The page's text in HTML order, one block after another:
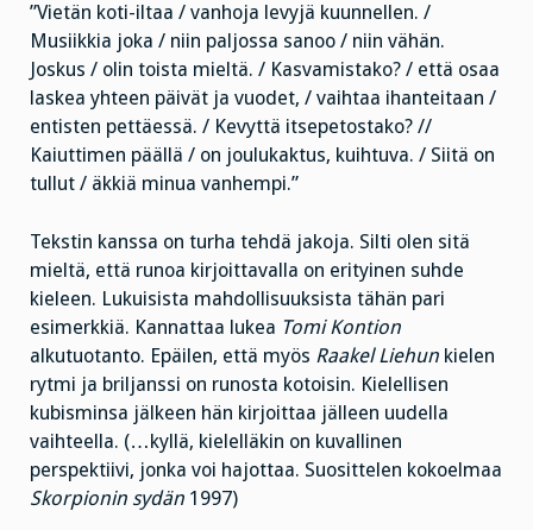
”Vietän koti-iltaa / vanhoja levyjä kuunnellen. /
Musiikkia joka / niin paljossa sanoo / niin vähän.
Joskus / olin toista mieltä. / Kasvamistako? / että osaa
laskea yhteen päivät ja vuodet, / vaihtaa ihanteitaan /
entisten pettäessä. / Kevyttä itsepetostako? //
Kaiuttimen päällä / on joulukaktus, kuihtuva. / Siitä on
tullut / äkkiä minua vanhempi.”
Tekstin kanssa on turha tehdä jakoja. Silti olen sitä
mieltä, että runoa kirjoittavalla on erityinen suhde
kieleen. Lukuisista mahdollisuuksista tähän pari
esimerkkiä. Kannattaa lukea Tomi Kontion
alkutuotanto. Epäilen, että myös Raakel Liehun kielen
rytmi ja briljanssi on runosta kotoisin. Kielellisen
kubisminsa jälkeen hän kirjoittaa jälleen uudella
vaihteella. (…kyllä, kielelläkin on kuvallinen
perspektiivi, jonka voi hajottaa. Suosittelen kokoelmaa
Skorpionin sydän 1997)